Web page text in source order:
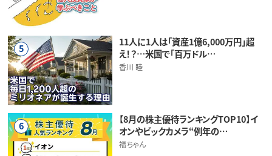
5
11人に1人は「資産1億6,000万円」超
え！？…米国で「百万ドル…
香川 睦
6
【8月の株主優待ランキングTOP10】イ
オンやビックカメラ“例年の…
福ちゃん